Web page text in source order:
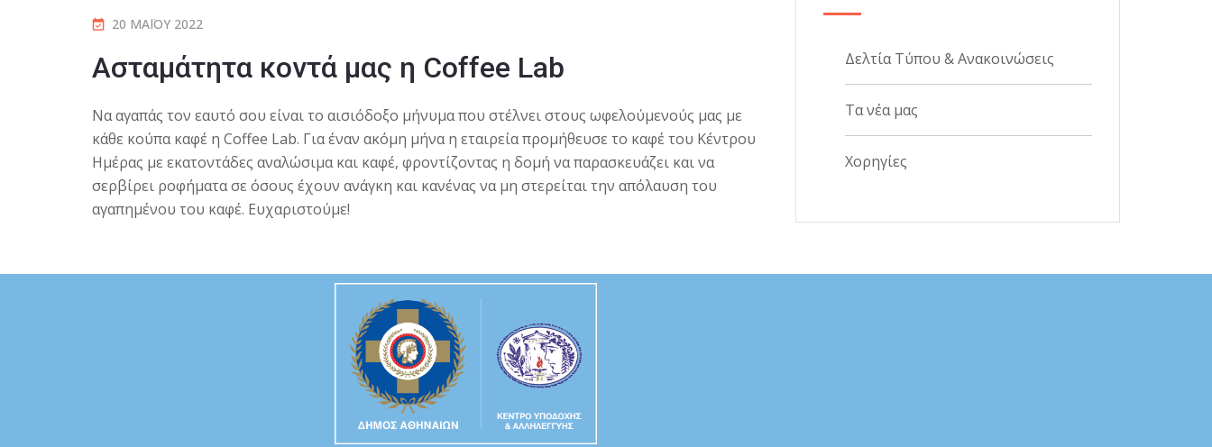
20 ΜΑΪ́ΟΥ 2022
Ασταμάτητα κοντά μας η Coffee Lab
Να αγαπάς τον εαυτό σου είναι το αισιόδοξο μήνυμα που στέλνει στους ωφελούμενούς μας με
κάθε κούπα καφέ η Coffee Lab. Για έναν ακόμη μήνα η εταιρεία προμήθευσε το καφέ του Κέντρου
Ημέρας με εκατοντάδες αναλώσιμα και καφέ, φροντίζοντας η δομή να παρασκευάζει και να
σερβίρει ροφήματα σε όσους έχουν ανάγκη και κανένας να μη στερείται την απόλαυση του
αγαπημένου του καφέ. Ευχαριστούμε!
Δελτία Τύπου & Ανακοινώσεις
Τα νέα μας
Χορηγίες